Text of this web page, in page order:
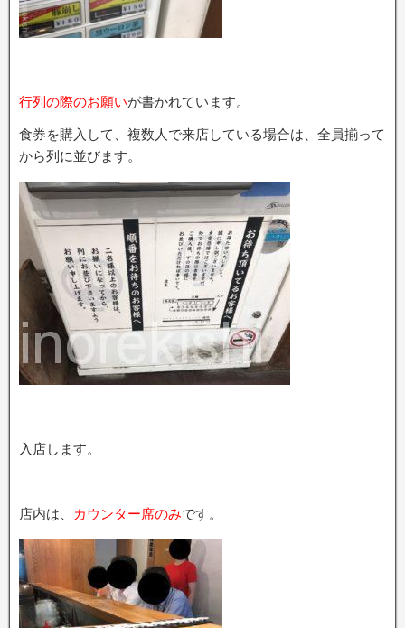
行列の際のお願いが書かれています。
食券を購入して、複数人で来店している場合は、全員揃って
から列に並びます。
入店します。
店内は、 カウンター席のみです。